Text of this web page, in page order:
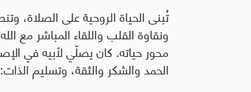
تُبنى الحياة الروحية على الصلاة،
ونقاوة القلب واللقاء المباشر مع
محور حياته. كان يصلّي لأبيه في
الحمد والشكر والثقة، وتسليم الذات: